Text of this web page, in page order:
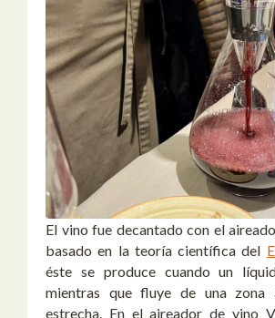
El vino fue decantado con el
basado en la teoría científica del
éste se produce cuando un
mientras que fluye de una zona
estrecha. En el aireador de vino